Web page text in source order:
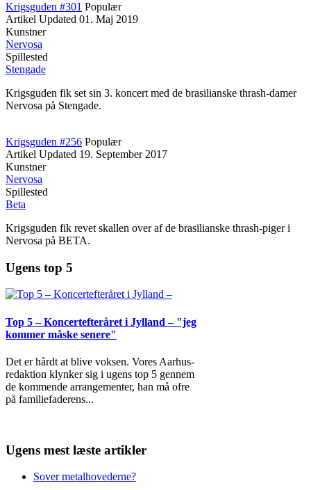
Krigsguden #301 Populær
Artikel Updated 01. Maj 2019
Kunstner
Nervosa
Spillested
Stengade
Krigsguden fik set sin 3. koncert med de brasilianske thrash-damer
Nervosa på Stengade.
Krigsguden #256 Populær
Artikel Updated 19. September 2017
Kunstner
Nervosa
Spillested
Beta
Krigsguden fik revet skallen over af de brasilianske thrash-piger i
Nervosa på BETA.
Ugens top 5
Top 5 – Koncertefteråret i Jylland – "jeg
kommer måske senere"
Det er hårdt at blive voksen. Vores Aarhus-
redaktion klynker sig i ugens top 5 gennem
de kommende arrangementer, han må ofre
på familiefaderens...
Ugens mest læste artikler
Sover metalhovederne?